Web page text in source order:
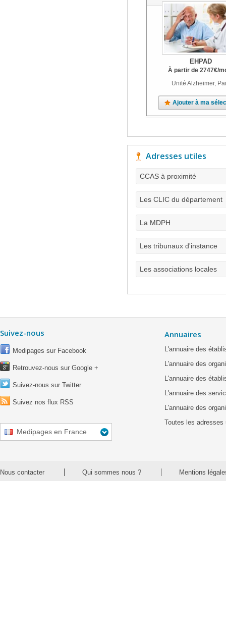
EHPAD
À partir de 2747€/
Unité Alzheimer,
Ajouter à ma
Adresses utiles
CCAS à proximité
Les CLIC du département
La MDPH
Les tribunaux d'instance
Les associations locales
Suivez-nous
Medipages sur Facebook
Retrouvez-nous sur Google +
Suivez-nous sur Twitter
Suivez nos flux RSS
Medipages en France
Annuaires
L'annuaire des
L'annuaire des
L'annuaire des
L'annuaire des
L'annuaire des
Toutes les adresses
Nous contacter Qui sommes nous ? Mentions